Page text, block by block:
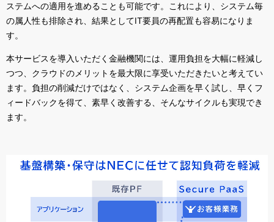
ステムへの適用を進めることも可能です。これにより、システム毎
の属人性も排除され、結果としてIT要員の再配置も容易になりま
す。
本サービスを導入いただく金融機関には、運用負担を大幅に軽減し
つつ、クラウドのメリットを最大限に享受いただきたいと考えてい
ます。負担の削減だけではなく、システム企画を早く試し、早くフ
ィードバックを得て、素早く改善する、そんなサイクルも実現でき
ます。